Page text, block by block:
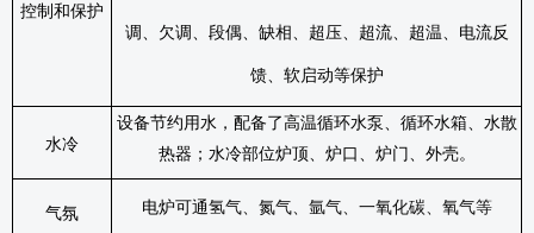
控制和保护
调、欠调、段偶、缺相、超压、超流、超温、电流反
馈、软启动等保护
水冷
设备节约用水，配备了高温循环水泵、循环水箱、水散
热器；水冷部位炉顶、炉口、炉门、外壳。
气氛 电炉可通氢气、氮气、氩气、一氧化碳、氧气等